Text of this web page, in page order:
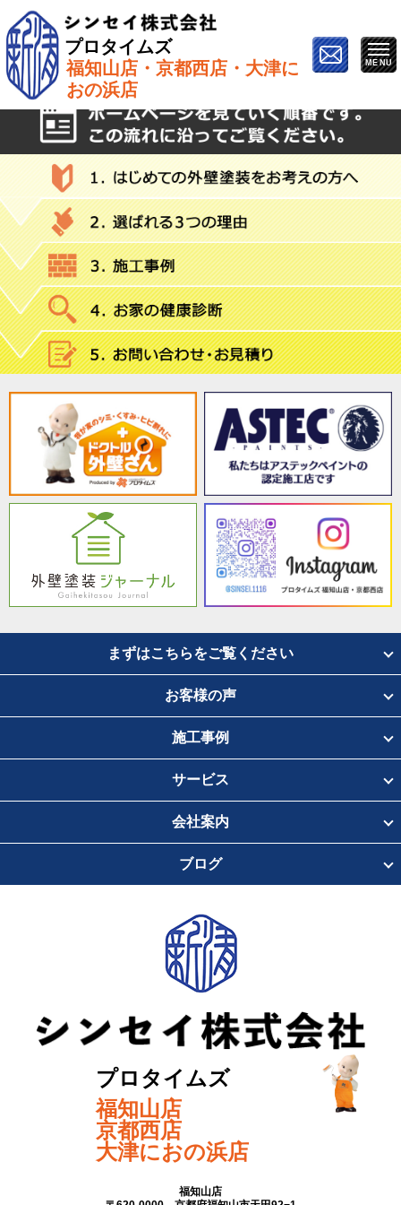
プロタイムズ
福知山店・京都西店・大津に
おの浜店
ホーム»塗料
まずはこちらをご覧ください
お客様の声
施工事例
サービス
会社案内
ブログ
プロタイムズ
福知山店
京都西店
大津におの浜店
福知山店